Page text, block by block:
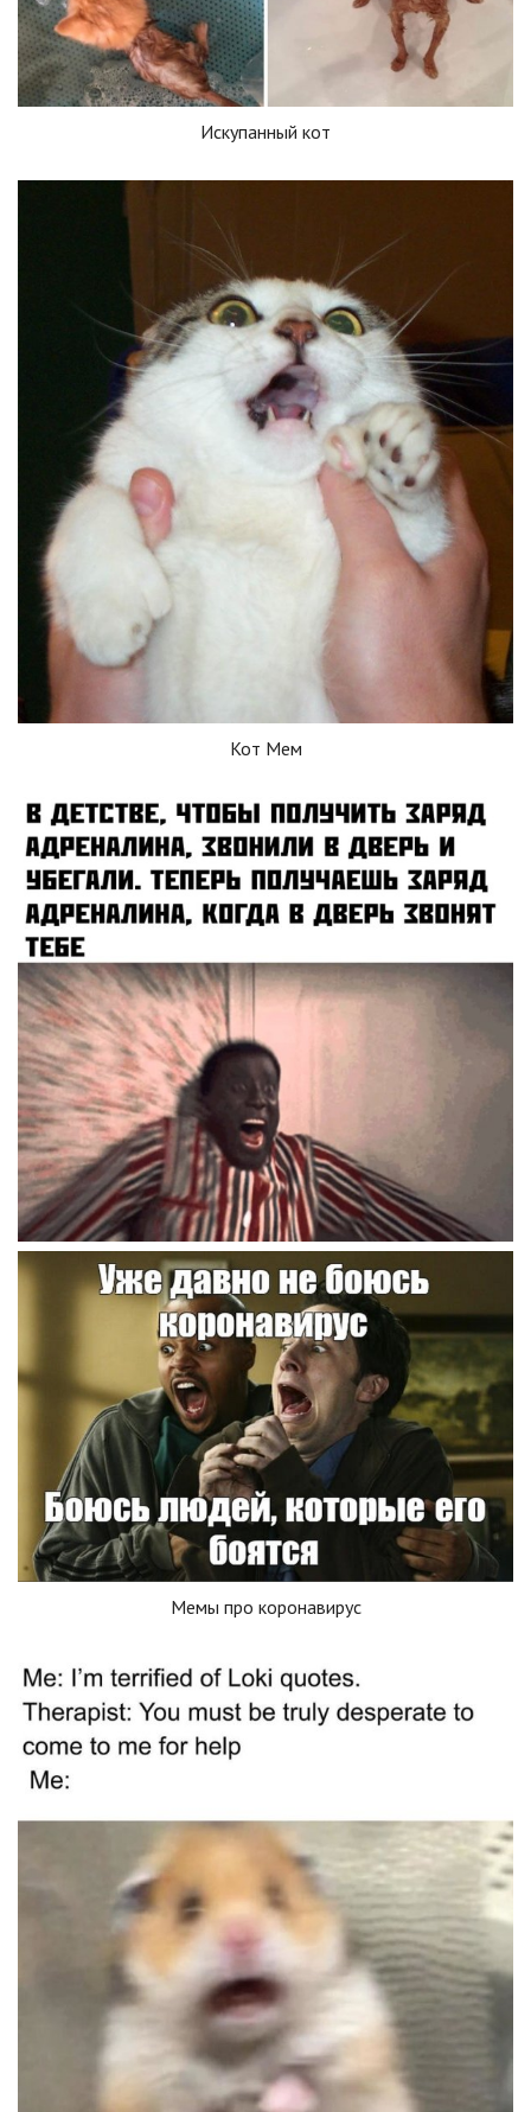
Искупанный кот
Кот Мем
Мемы про коронавирус